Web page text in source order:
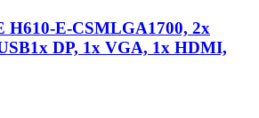
H610-E-CSMLGA1700, 2x
DP, 1x VGA, 1x HDMI,